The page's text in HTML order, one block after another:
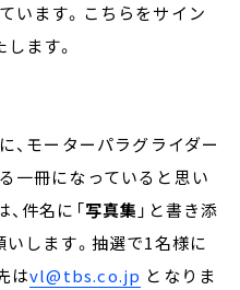
います。こちらをサイン
ます。
、モーターパラグライダー
一冊になっていると思い
件名に「写真集 」と書き添
いします。抽選で1名様に
はvl@tbs.co.jp となりま